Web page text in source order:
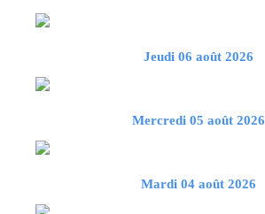
Jeudi 06 août 2026
Mercredi 05 août 2026
Mardi 04 août 2026